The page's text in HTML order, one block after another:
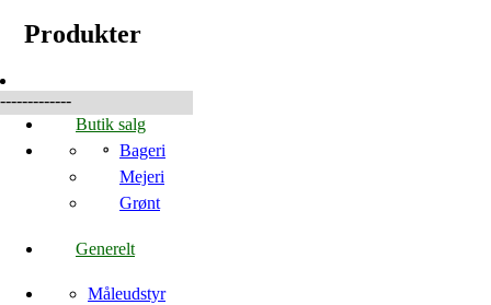
Produkter
-------------
Butik salg
Bageri
Mejeri
Grønt
Generelt
Måleudstyr